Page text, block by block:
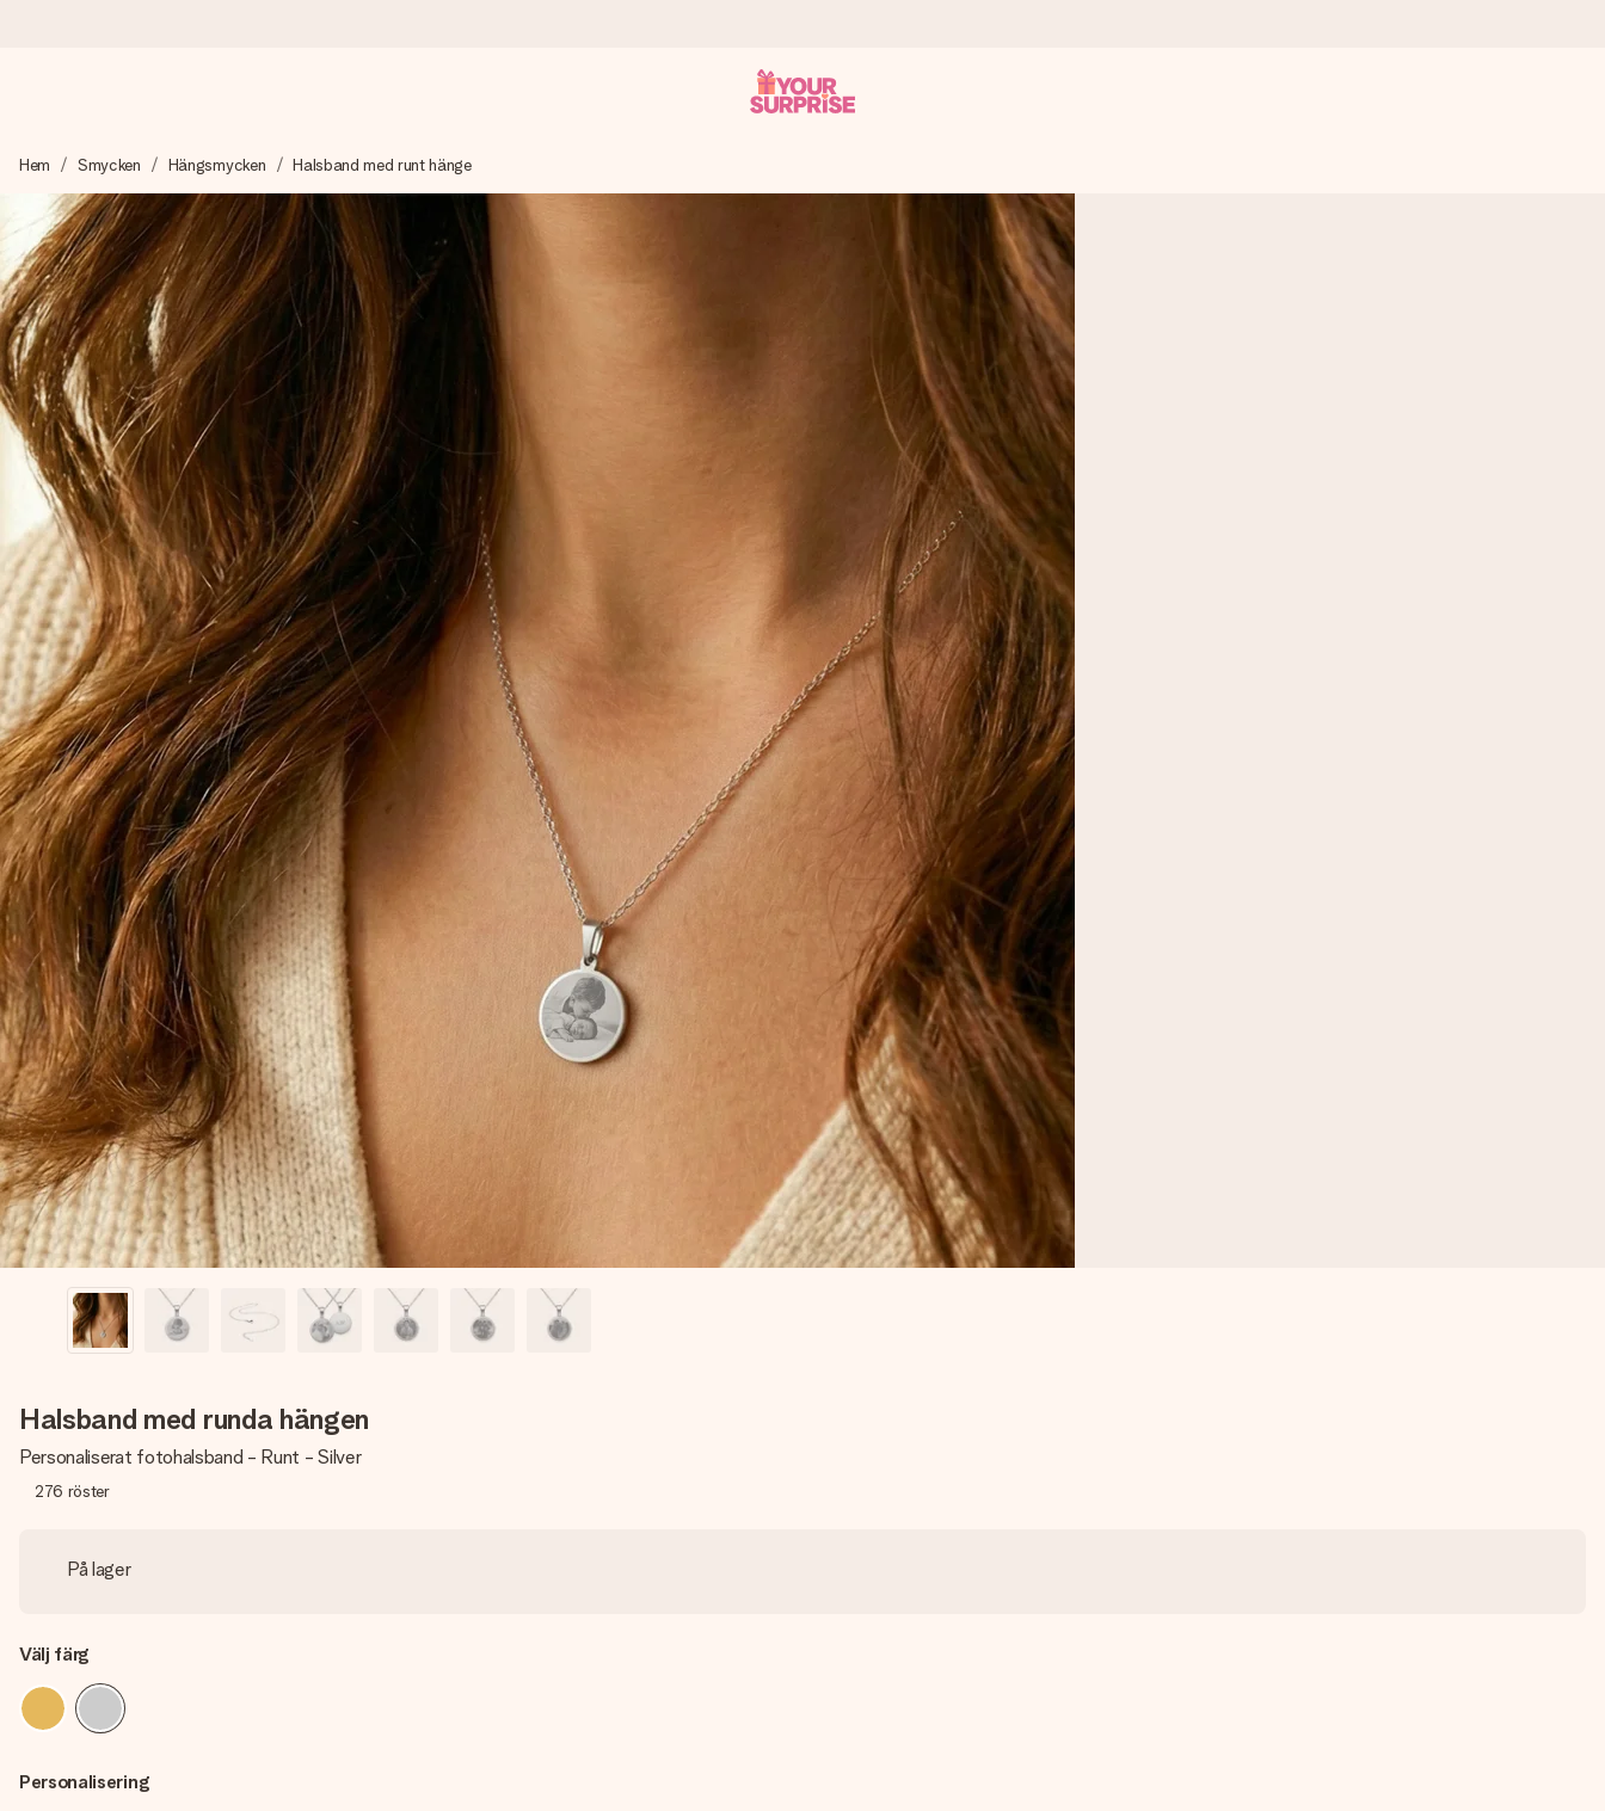
Vi skapar din gåva med omsorg och skickar den blixtsnabbt – så att du kan ge den i precis rätt tid, när det betyder som mest.
4,6 (baserat på +15 000 recensioner)
Våra gåvor inspirerar. Kunder ger oss 4,6 på Google Reviews.
Gratis hälsning
Skapa något unikt med bara några få steg – med hennes namn, ditt foto eller ett meddelande som verkligen berör hennes hjärta. Inget krångel, bara med all kärlek för
stunden.
Hem Smycken Hängsmycken Halsband med runt hänge
Halsband med runda hängen
Personaliserat fotohalsband - Runt - Silver
276 röster
På lager
Välj färg
Personalisering